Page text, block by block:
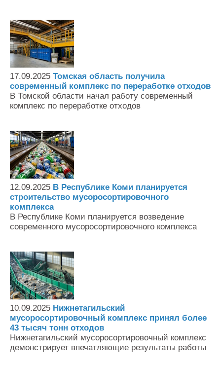
17.09.2025 Томская область получила
современный комплекс по переработке отходов
В Томской области начал работу современный
комплекс по переработке отходов
12.09.2025 В Республике Коми планируется
строительство мусоросортировочного
комплекса
В Республике Коми планируется возведение
современного мусоросортировочного комплекса
10.09.2025 Нижнетагильский
мусоросортировочный комплекс принял более
43 тысяч тонн отходов
Нижнетагильский мусоросортировочный комплекс
демонстрирует впечатляющие результаты работы